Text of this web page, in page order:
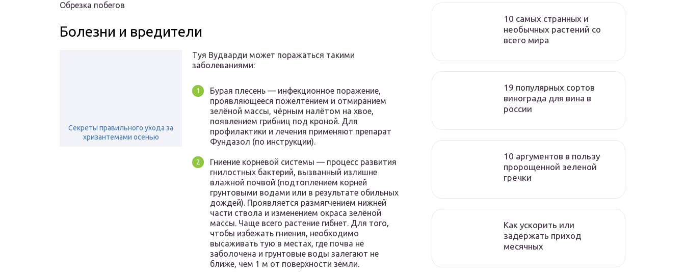
Обрезка побегов
Болезни и вредители
Секреты правильного ухода за
хризантемами осенью
Туя Вудварди может поражаться такими
заболеваниями:
Бурая плесень — инфекционное поражение,
проявляющееся пожелтением и отмиранием
зелёной массы, чёрным налётом на хвое,
появлением грибниц под кроной. Для
профилактики и лечения применяют препарат
Фундазол (по инструкции).
Гниение корневой системы — процесс развития
гнилостных бактерий, вызванный излишне
влажной почвой (подтоплением корней
грунтовыми водами или в результате обильных
дождей). Проявляется размягчением нижней
части ствола и изменением окраса зелёной
массы. Чаще всего растение гибнет. Для того,
чтобы избежать гниения, необходимо
высаживать тую в местах, где почва не
заболочена и грунтовые воды залегают не
ближе, чем 1 м от поверхности земли.
10 самых странных и
необычных растений со
всего мира
19 популярных сортов
винограда для вина в
россии
10 аргументов в пользу
пророщенной зеленой
гречки
Как ускорить или
задержать приход
месячных